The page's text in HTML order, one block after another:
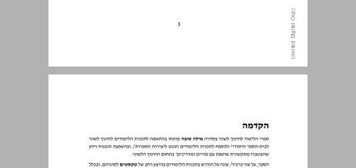
תוכן העניינים ... 3